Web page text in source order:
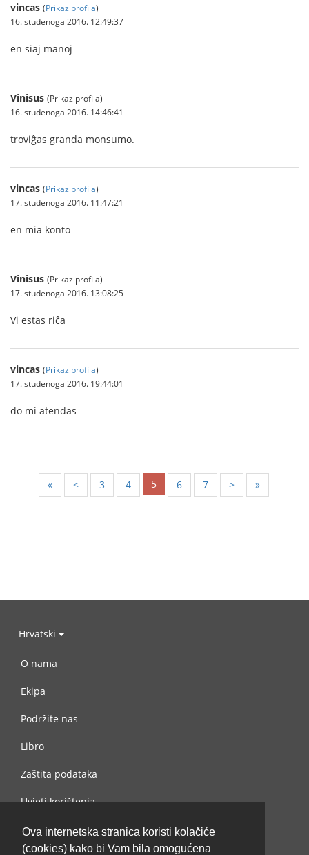
Ova internetska stranica koristi kolačiće
(cookies) kako bi Vam bila omogućena
vincas (Prikaz profila)
16. studenoga 2016. 12:49:37
en siaj manoj
Vinisus (Prikaz profila)
16. studenoga 2016. 14:46:41
troviĝas granda monsumo.
vincas (Prikaz profila)
17. studenoga 2016. 11:47:21
en mia konto
Vinisus (Prikaz profila)
17. studenoga 2016. 13:08:25
Vi estas riĉa
vincas (Prikaz profila)
17. studenoga 2016. 19:44:01
do mi atendas
« < 3 4 5 6 7 > »
Hrvatski
O nama
Ekipa
Podržite nas
Libro
Zaštita podataka
Uvjeti korištenja
Kontaktiraj nas